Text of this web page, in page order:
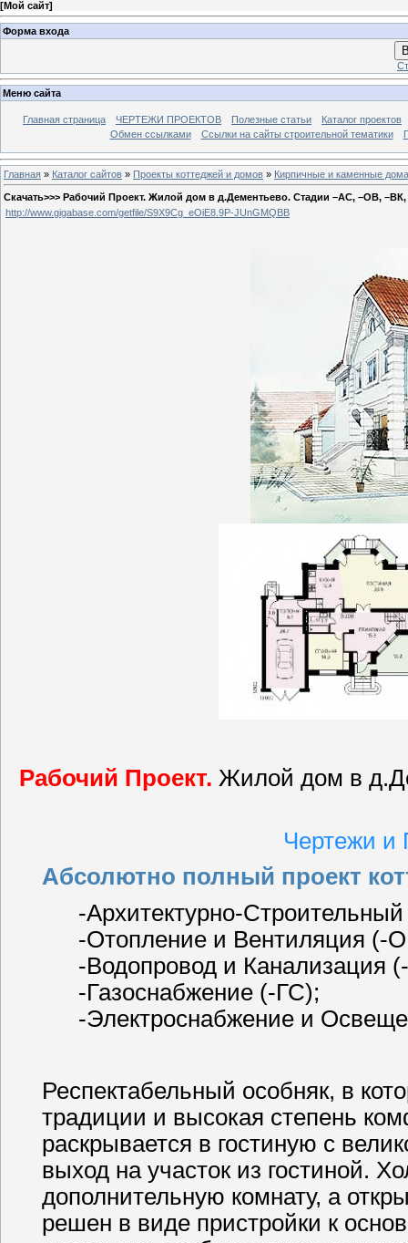
[Мой сайт]
Форма входа
Меню сайта
Главная страница ЧЕРТЕЖИ ПРОЕКТОВ Полезные статьи
Каталог проектов
Обмен ссылками
Ссылки на сайты строительной тематики
Главная » Каталог сайтов » Проекты коттеджей и домов » Кирпичные и каменные дома
Скачать>>> Рабочий Проект. Жилой дом в д.Дементьево. Стадии –АС, –ОВ,
http://www.gigabase.com/getfile/S9X9Cg_eOiE8.9P-JUnGMQBB
Рабочий Проект. Жилой дом в
Чертежи и
Абсолютно полный проект
-Архитектурно-
-Отопление и Вентиляция (-
-Водопровод и Канализация
-Газоснабжение (-ГС);
-Электроснабжение и
Респектабельный особняк, в
традиции и высокая степень
раскрывается в гостиную с
выход на участок из гостиной.
дополнительную комнату, а
решен в виде пристройки к